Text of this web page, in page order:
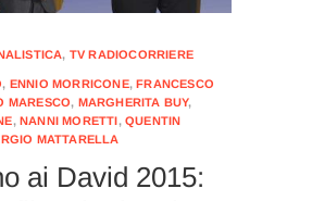
, TV RADIOCORRIERE
, ENNIO MORRICONE,FRANCESCO
MARESCO, MARGHERITA BUY,
,NANNI MORETTI,QUENTIN
MATTARELLA
ai David 2015: